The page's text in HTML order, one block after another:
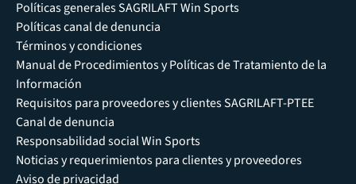
Políticas generales SAGRILAFT Win Sports
Políticas canal de denuncia
Términos y condiciones
Manual de Procedimientos y Políticas de Tratamiento de la
Información
Requisitos para proveedores y clientes SAGRILAFT-PTEE
Canal de denuncia
Responsabilidad social Win Sports
Noticias y requerimientos para clientes y proveedores
Aviso de privacidad